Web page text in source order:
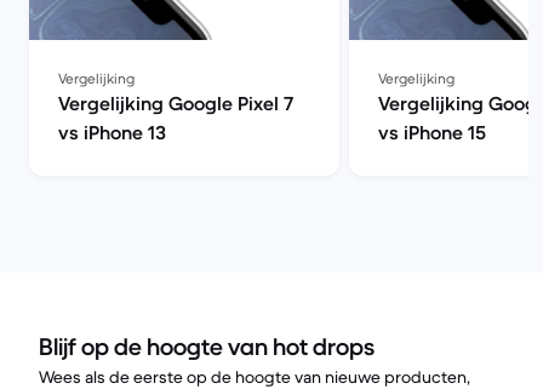
Vergelijking
Vergelijking Google Pixel 7
vs iPhone 13
Vergelijking
Vergelijking
vs iPhone 15
Blijf op de hoogte van hot drops
Wees als de eerste op de hoogte van nieuwe producten,